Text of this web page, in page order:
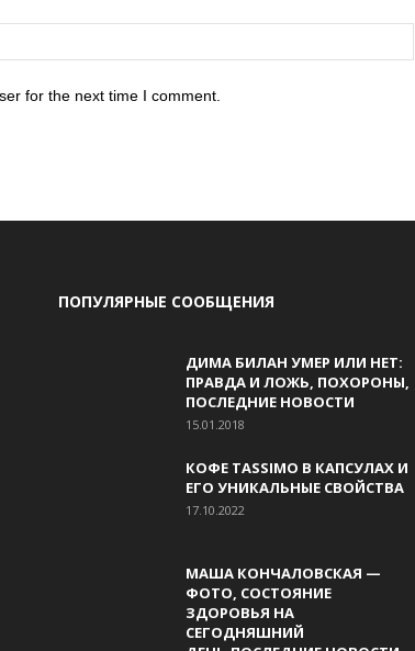
for the next time I comment.
ПОПУЛЯРНЫЕ СООБЩЕНИЯ
ДИМА БИЛАН УМЕР ИЛИ НЕТ:
ПРАВДА И ЛОЖЬ, ПОХОРОНЫ,
ПОСЛЕДНИЕ НОВОСТИ
15.01.2018
КОФЕ TASSIMO В КАПСУЛАХ И
ЕГО УНИКАЛЬНЫЕ СВОЙСТВА
17.10.2022
МАША КОНЧАЛОВСКАЯ —
ФОТО, СОСТОЯНИЕ
ЗДОРОВЬЯ НА
СЕГОДНЯШНИЙ